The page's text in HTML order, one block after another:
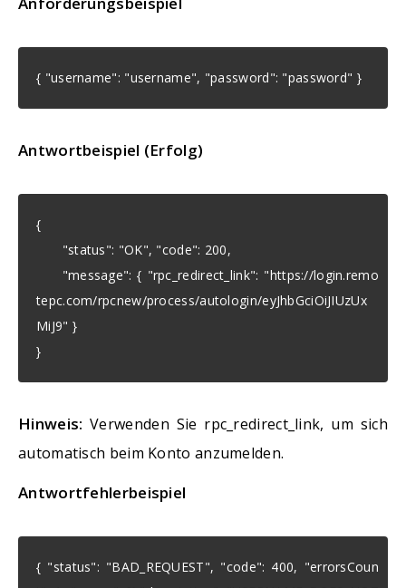
{ "username": "username", "password": "password" }
Antwortbeispiel (Erfolg)
{
"status": "OK", "code": 200,
"message": { "rpc_redirect_link": "https://login.remo
tepc.com/rpcnew/process/autologin/eyJhbGciOiJIUzUx
MiJ9" }
}
Hinweis: Verwenden Sie rpc_redirect_link, um sich
automatisch beim Konto anzumelden.
Antwortfehlerbeispiel
{ "status": "BAD_REQUEST", "code": 400, "errorsCoun